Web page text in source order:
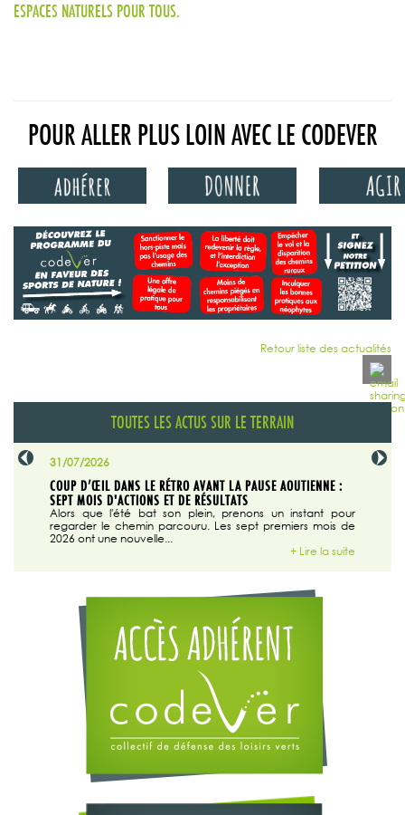
ESPACES NATURELS POUR TOUS.
POUR ALLER PLUS LOIN AVEC LE CODEVER
Retour liste des actualités
TOUTES LES ACTUS SUR LE TERRAIN
31/07/2026
COUP D’ŒIL DANS LE RÉTRO AVANT LA PAUSE AOUTIENNE :
SEPT MOIS D'ACTIONS ET DE RÉSULTATS
Alors que l'été bat son plein, prenons un instant pour
regarder le chemin parcouru. Les sept premiers mois de
2026 ont une nouvelle...
+ Lire la suite
29/07/